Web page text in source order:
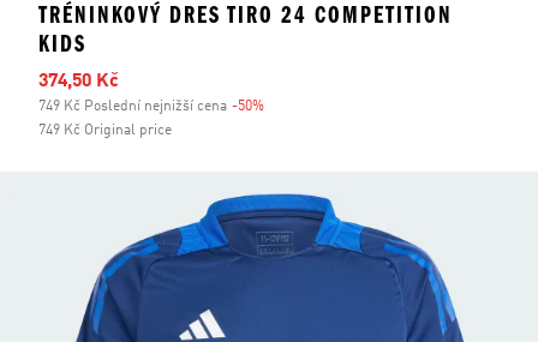
TRÉNINKOVÝ DRES TIRO 24 COMPETITION
KIDS
Zlevněná cena
374,50 Kč
749 Kč Poslední nejnižší cena -50%
749 Kč Original price